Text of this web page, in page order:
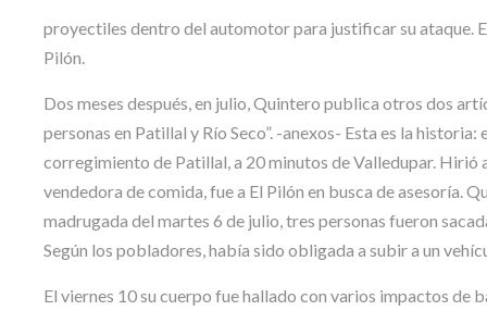
proyectiles dentro del automotor para justificar su ataque.
Pilón.
Dos meses después, en julio, Quintero publica otros dos
personas en Patillal y Río Seco”. -anexos- Esta es la
corregimiento de Patillal, a 20 minutos de Valledupar. Hirió
vendedora de comida, fue a El Pilón en busca de asesoría.
madrugada del martes 6 de julio, tres personas fueron
Según los pobladores, había sido obligada a subir a un
El viernes 10 su cuerpo fue hallado con varios impactos de